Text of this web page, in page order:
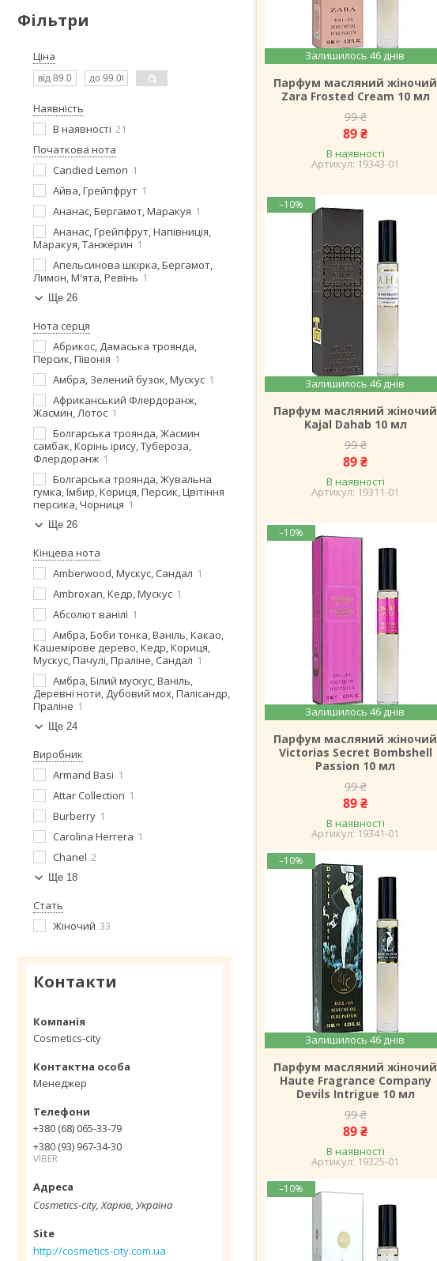
Фільтри
Ціна
Наявність
В наявності 21
Початкова нота
Candied Lemon 1
Айва, Грейпфрут 1
Ананас, Бергамот, Маракуя 1
Ананас, Грейпфрут, Напівниція,
Маракуя, Танжерин 1
Апельсинова шкірка, Бергамот,
Лимон, М'ята, Ревінь 1
Ще 26
Нота серця
Абрикос, Дамаська троянда,
Персик, Півонія 1
Амбра, Зелений бузок, Мускус 1
Африканський Флердоранж,
Жасмин, Лотос 1
Болгарська троянда, Жасмин
самбак, Корінь ірису, Тубероза,
Флердоранж 1
Болгарська троянда, Жувальна
гумка, Імбир, Кориця, Персик, Цвітіння
персика, Чорниця 1
Ще 26
Кінцева нота
Amberwood, Мускус, Сандал 1
Ambroxan, Кедр, Мускус 1
Абсолют ванілі 1
Амбра, Боби тонка, Ваніль, Какао,
Кашемірове дерево, Кедр, Кориця,
Мускус, Пачулі, Праліне, Сандал 1
Амбра, Білий мускус, Ваніль,
Деревні ноти, Дубовий мох, Палісандр,
Праліне 1
Ще 24
Виробник
Armand Basi 1
Attar Collection 1
Burberry 1
Carolina Herrera 1
Chanel 2
Ще 18
Стать
Жіночий 33
Контакти
Cosmetics-city
Менеджер
+380 (68) 065-33-79
+380 (93) 967-34-30
VIBER
Cosmetics-city, Харків, Україна
http://cosmetics-city.com.ua
Залишилось 46 днів
Парфум масляний жіночий
Zara Frosted Cream 10 мл
99 ₴
89 ₴
В наявності
19343-01
–10%
Залишилось 46 днів
Парфум масляний жіночий
Kajal Dahab 10 мл
99 ₴
89 ₴
В наявності
19311-01
–10%
Залишилось 46 днів
Парфум масляний жіночий
Victorias Secret Bombshell
Passion 10 мл
99 ₴
89 ₴
В наявності
19341-01
–10%
Залишилось 46 днів
Парфум масляний жіночий
Haute Fragrance Company
Devils Intrigue 10 мл
99 ₴
89 ₴
В наявності
19325-01
–10%